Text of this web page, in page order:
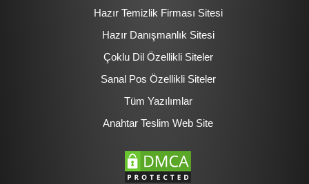
Hazır Temizlik Firması Sitesi
Hazır Danışmanlık Sitesi
Çoklu Dil Özellikli Siteler
Sanal Pos Özellikli Siteler
Tüm Yazılımlar
Anahtar Teslim Web Site